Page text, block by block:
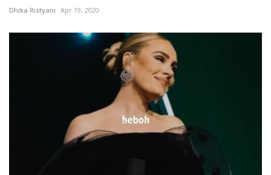
Dhika Ristyani Apr 19, 2020